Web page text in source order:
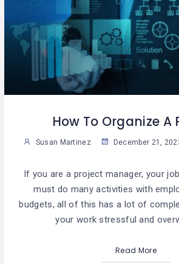
How To Organize A
Susan Martinez December 21,
If you are a project manager, your
must do many activities with
budgets, all of this has a lot of
your work stressful and
Read More